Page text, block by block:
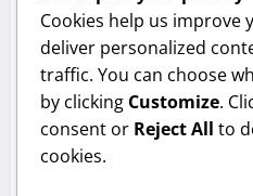
ισορροπημένης διάταξης
να πιαστούν εκτός
προσαρμοστικότητα
των τακτικών αρχών και
γίνονται γρήγορες
των αγώνων.
Cookies help us improve
deliver personalized
traffic. You can choose
by clicking Customize.
consent or Reject All to
cookies.